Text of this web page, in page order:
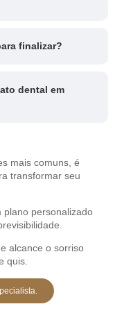
finalizar?
dental em
mais comuns, é
transformar seu
plano personalizado
alcance o sorriso
quis.